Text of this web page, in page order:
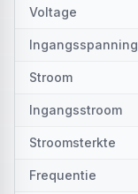
Voltage
Ingangsspanning
Stroom
Ingangsstroom
Stroomsterkte
Frequentie